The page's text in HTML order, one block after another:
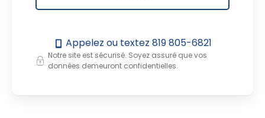
Appelez ou textez 819 805-6821
Notre site est sécurisé. Soyez assuré que vos
données demeuront confidentielles.